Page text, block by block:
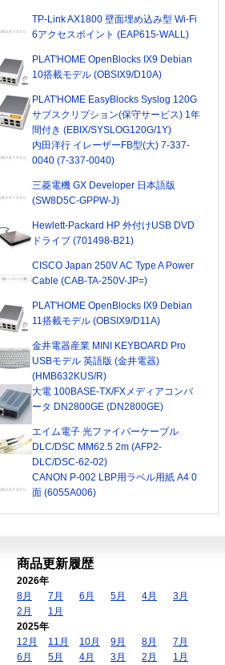
TP-Link AX1800 壁面埋め込み型 Wi-Fi
6アクセスポイント (EAP615-WALL)
PLAT'HOME OpenBlocks IX9 Debian
10搭載モデル (OBSIX9/D10A)
PLAT'HOME EasyBlocks Syslog 120G
サブスクリプション(保守サービス) 1年
間付き (EBIX/SYSLOG120G/1Y)
内田洋行 イレーザーFB型(大) 7-337-
0040 (7-337-0040)
三菱電機 GX Developer 日本語版
(SW8D5C-GPPW-J)
Hewlett-Packard HP 外付けUSB DVD
ドライブ (701498-B21)
CISCO Japan 250V AC Type A Power
Cable (CAB-TA-250V-JP=)
PLAT'HOME OpenBlocks IX9 Debian
11搭載モデル (OBSIX9/D11A)
金井電器産業 MINI KEYBOARD Pro
USBモデル 英語版 (金井電器)
(HMB632KUS/R)
大電 100BASE-TX/FXメディアコンバ
ータ DN2800GE (DN2800GE)
エイム電子 光ファイバーケーブル
DLC/DSC MM62.5 2m (AFP2-
DLC/DSC-62-02)
CANON P-002 LBP用ラベル用紙 A4 0
面 (6055A006)
商品更新履歴
2026年
8月
7月 6月 5月 4月
3月
2月
1月
2025年
12月
11月 10月 9月 8月
7月
6月
5月 4月 3月 2月
1月